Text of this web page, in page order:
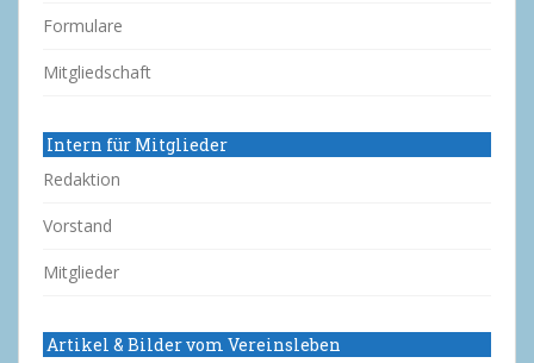
Formulare
Mitgliedschaft
Intern für Mitglieder
Redaktion
Vorstand
Mitglieder
Artikel & Bilder vom Vereinsleben